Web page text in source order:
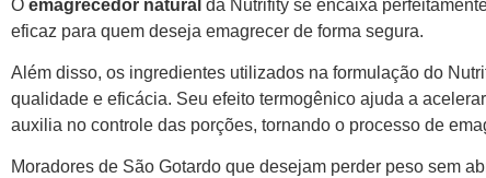
O emagrecedor natural da Nutrifity se encaixa
eficaz para quem deseja emagrecer de forma segura.
Além disso, os ingredientes utilizados na formulação do
qualidade e eficácia. Seu efeito termogênico ajuda a
auxilia no controle das porções, tornando o processo de
Moradores de São Gotardo que desejam perder peso sem